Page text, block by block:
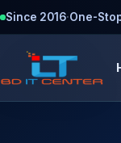
Since 2016·One-